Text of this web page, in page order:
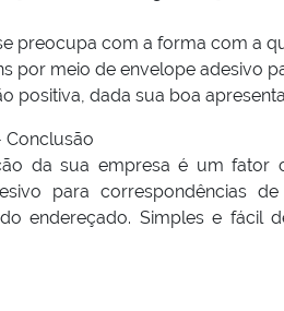
preocupa com a forma com a
por meio de envelope adesivo
positiva, dada sua boa
Conclusão
da sua empresa é um fator
para correspondências
endereçado. Simples e fácil